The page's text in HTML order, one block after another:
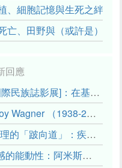
、細胞記憶與生死之絆
亡、田野與（或許是）人類
回應
]：在基礎設施的邊緣，聆聽人的呼吸
（1938-2018）
向道」：疾病與文化象徵的轉變舉例
動性：阿米斯音樂節的「對話觀察」